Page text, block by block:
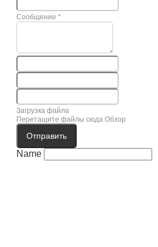
Сообщение *
Загрузка файла
Перетащите файлы сюда Обзор
Отправить
Name